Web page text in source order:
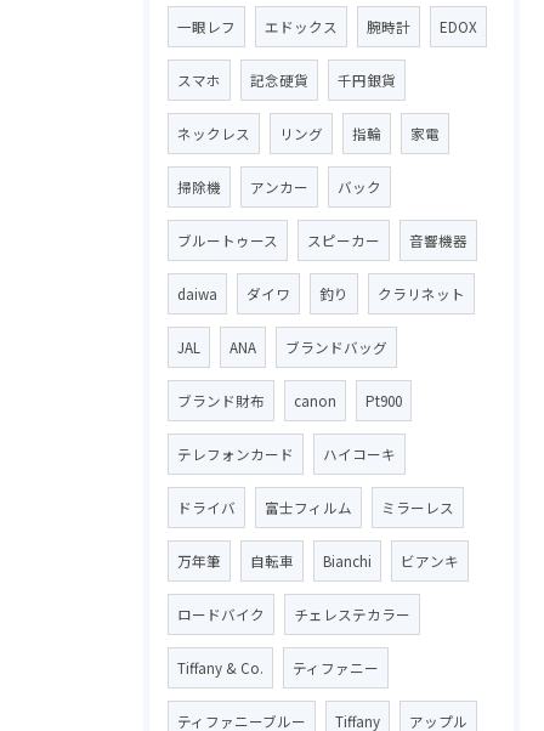
一眼レフ エドックス 腕時計 EDOX
スマホ 記念硬貨 千円銀貨
ネックレス リング 指輪 家電
掃除機 アンカー バック
ブルートゥース スピーカー 音響機器
daiwa ダイワ 釣り クラリネット
JAL ANA ブランドバッグ
ブランド財布 canon Pt900
テレフォンカード ハイコーキ
ドライバ 富士フィルム ミラーレス
万年筆 自転車 Bianchi ビアンキ
ロードバイク チェレステカラー
Tiffany & Co. ティファニー
ティファニーブルー Tiffany アップル